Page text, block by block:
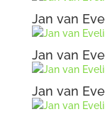
Jan van
Jan van
Jan van